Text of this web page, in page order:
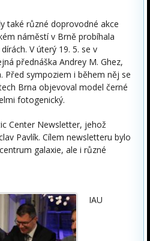
také různé doprovodné akce
náměstí v Brně probíhala
V úterý 19. 5. se v
přednáška Andrey M. Ghez,
Před sympoziem i během něj se
Brna objevoval model černé
fotogenický.
Center Newsletter, jehož
Pavlík. Cílem newsletteru bylo
galaxie, ale i různé
IAU